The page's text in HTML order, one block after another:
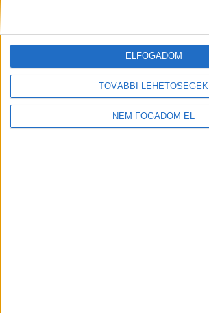
TOVÁBBI LEHETŐSÉGEK
NEM FOGADOM EL
ELFOGADOM